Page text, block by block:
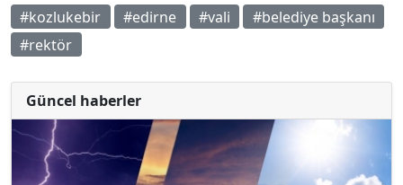
#kozlukebir #edirne #vali
#belediye başkanı
#rektör
Güncel haberler